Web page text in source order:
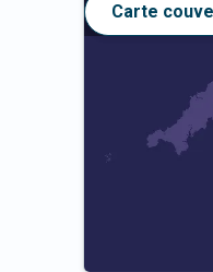
Carte